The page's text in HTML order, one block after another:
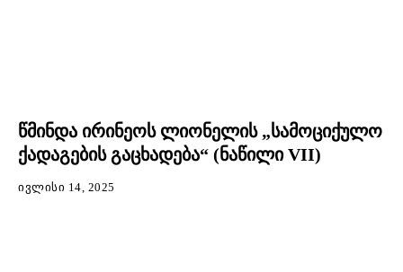
წმინდა ირინეოს ლიონელის „სამოციქულო
ქადაგების გაცხადება“ (ნაწილი VII)
ᲘᲕᲚᲘᲡᲘ 14, 2025